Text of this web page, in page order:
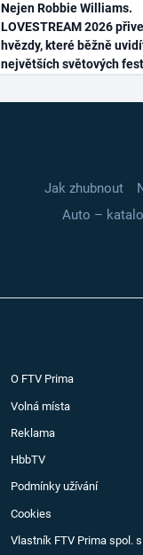
Nejen Robbie Williams.
LOVESTREAM 2026
hvězdy, které běžně
největších světových
Jak zhubnout
Auto –
O FTV Prima
Volná místa
Reklama
HbbTV
Podmínky užívání
Cookies
Vlastník FTV Prima spol. s